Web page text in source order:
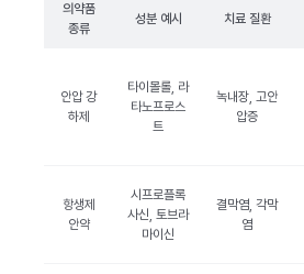
의약품
종류
성분 예시 치료 질환
안압 강
하제
타이몰롤, 라
타노프로스
트
녹내장, 고안
압증
항생제
안약
시프로플록
사신, 토브라
마이신
결막염, 각막
염